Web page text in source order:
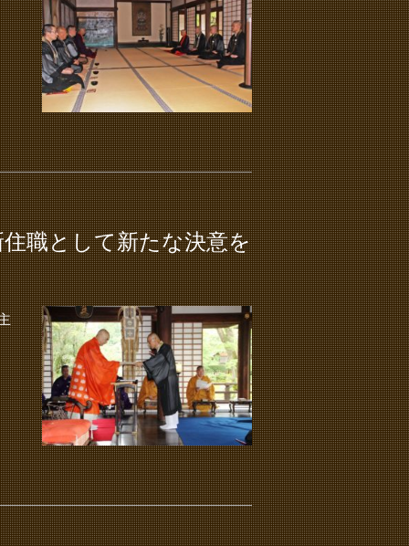
職として新たな決意を